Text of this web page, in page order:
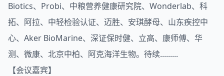
Biotics、Probi、中粮营养健康研究院、Wonderlab、科
拓、阿拉、中轻检验认证、迈胜、安琪酵母、山东疾控中
心、Aker BioMarine、深证保时健、立高、康师傅、华
测、微康、北京中柏、阿克海洋生物。待续.........
【会议嘉宾】